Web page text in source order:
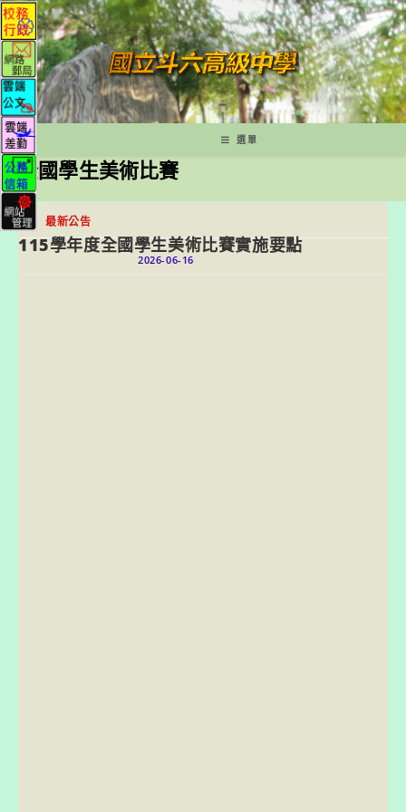
跳
轉
至
主
要
內
容
選單
全國學生美術比賽
最新公告
115學年度全國學生美術比賽實施要點
2026-06-16